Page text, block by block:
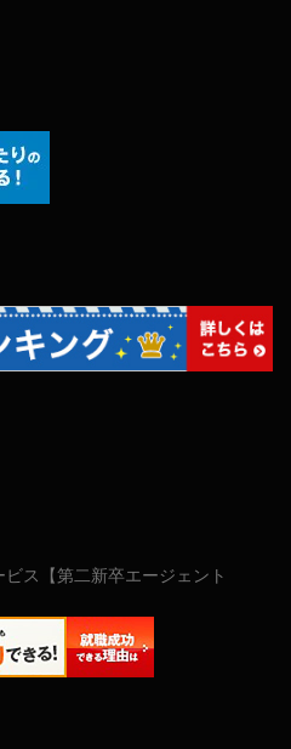
ス【第二新卒エージェント